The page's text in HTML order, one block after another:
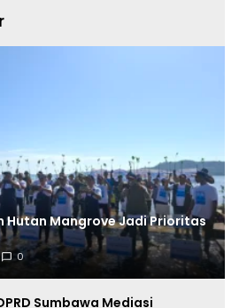
Hutan Mangrove Jadi Prioritas
0
Sumbawa Mediasi